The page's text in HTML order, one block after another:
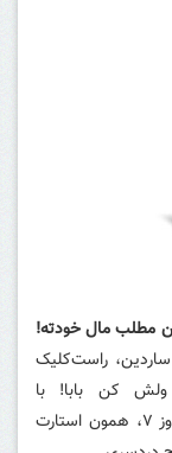
راست‌کلیک
کن بابا! با
قراره برگردی به روزای خوش ویندوز ۷، همون استارت